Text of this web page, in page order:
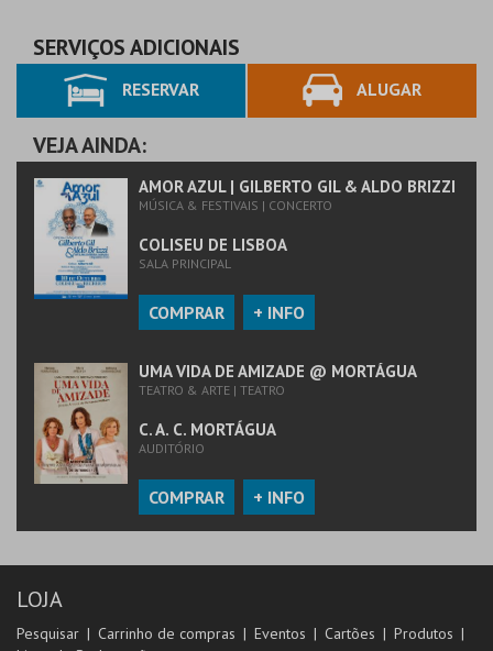
SERVIÇOS ADICIONAIS
RESERVAR ALUGAR
VEJA AINDA:
AMOR AZUL | GILBERTO GIL & ALDO BRIZZI
MÚSICA & FESTIVAIS | CONCERTO
COLISEU DE LISBOA
SALA PRINCIPAL
COMPRAR + INFO
UMA VIDA DE AMIZADE @ MORTÁGUA
TEATRO & ARTE | TEATRO
C. A. C. MORTÁGUA
AUDITÓRIO
COMPRAR + INFO
LOJA
Pesquisar Carrinho de compras Eventos Cartões
Produtos